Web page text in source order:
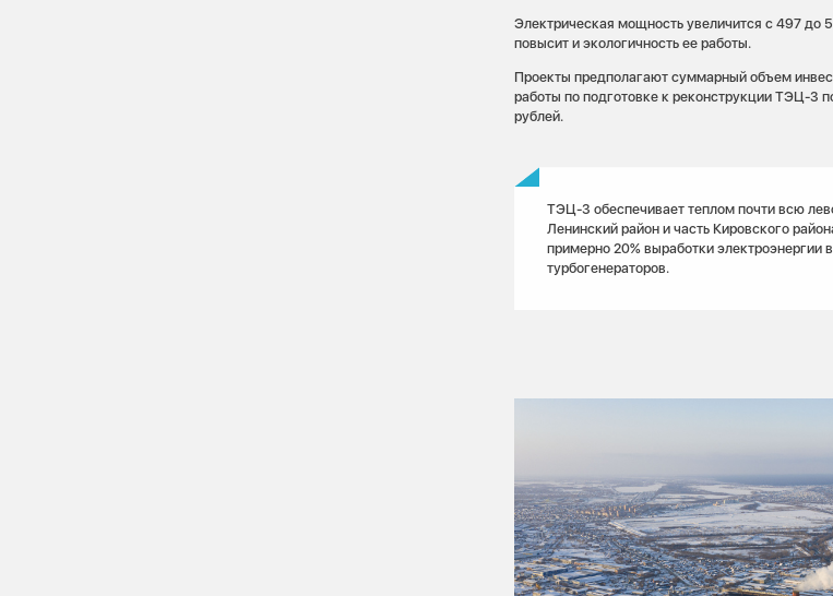
Электрическая мощность увеличится с 497 до
повысит и экологичность ее работы.
Проекты предполагают суммарный объем
работы по подготовке к реконструкции ТЭЦ-3
рублей.
ТЭЦ-3 обеспечивает теплом почти всю
Ленинский район и часть Кировского
примерно 20% выработки электроэнергии
турбогенераторов.